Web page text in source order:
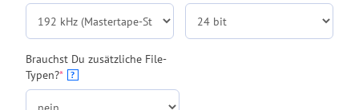
Brauchst Du zusätzliche File-
Typen?*(required)
?